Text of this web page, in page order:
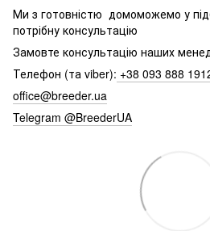
Ми з готовністю домоможемо у
потрібну консультацію
Замовте консультацію наших
Телефон (та viber): +38 093 888
office@breeder.ua
Telegram @BreederUA